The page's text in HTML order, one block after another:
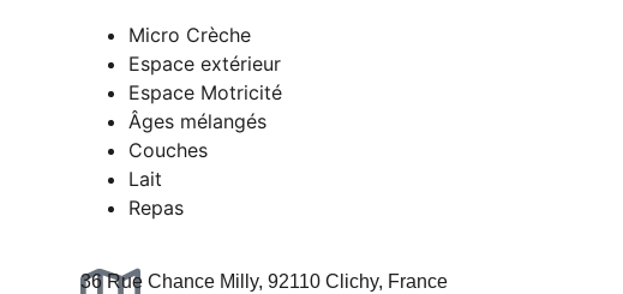
Micro Crèche
Espace extérieur
Espace Motricité
Âges mélangés
Couches
Lait
Repas
36 Rue Chance Milly, 92110 Clichy, France